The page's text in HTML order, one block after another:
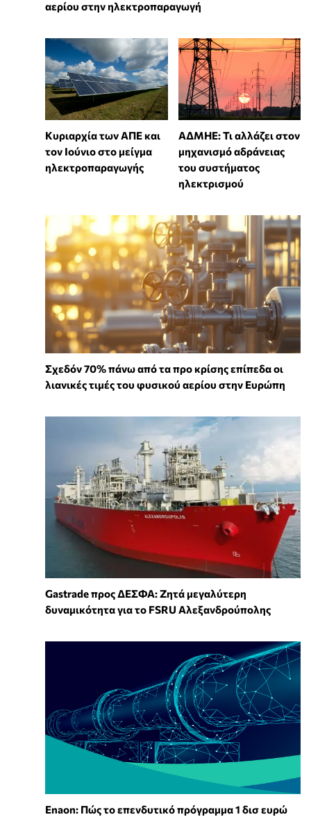
αερίου στην ηλεκτροπαραγωγή
Κυριαρχία των ΑΠΕ και
τον Ιούνιο στο μείγμα
ηλεκτροπαραγωγής
ΑΔΜΗΕ: Τι αλλάζει στον
μηχανισμό αδράνειας
του συστήματος
ηλεκτρισμού
Σχεδόν 70% πάνω από τα προ κρίσης επίπεδα οι
λιανικές τιμές του φυσικού αερίου στην Ευρώπη
Gastrade προς ΔΕΣΦΑ: Ζητά μεγαλύτερη
δυναμικότητα για το FSRU Αλεξανδρούπολης
Enaon: Πώς το επενδυτικό πρόγραμμα 1 δισ ευρώ